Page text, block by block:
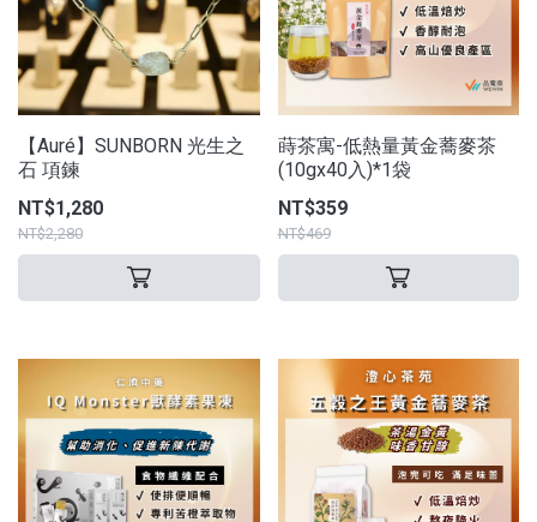
【Auré】SUNBORN 光生之
石 項鍊
NT$1,280
NT$2,280
蒔茶寓-低熱量黃金蕎麥茶
(10gx40入)*1袋
NT$359
NT$469